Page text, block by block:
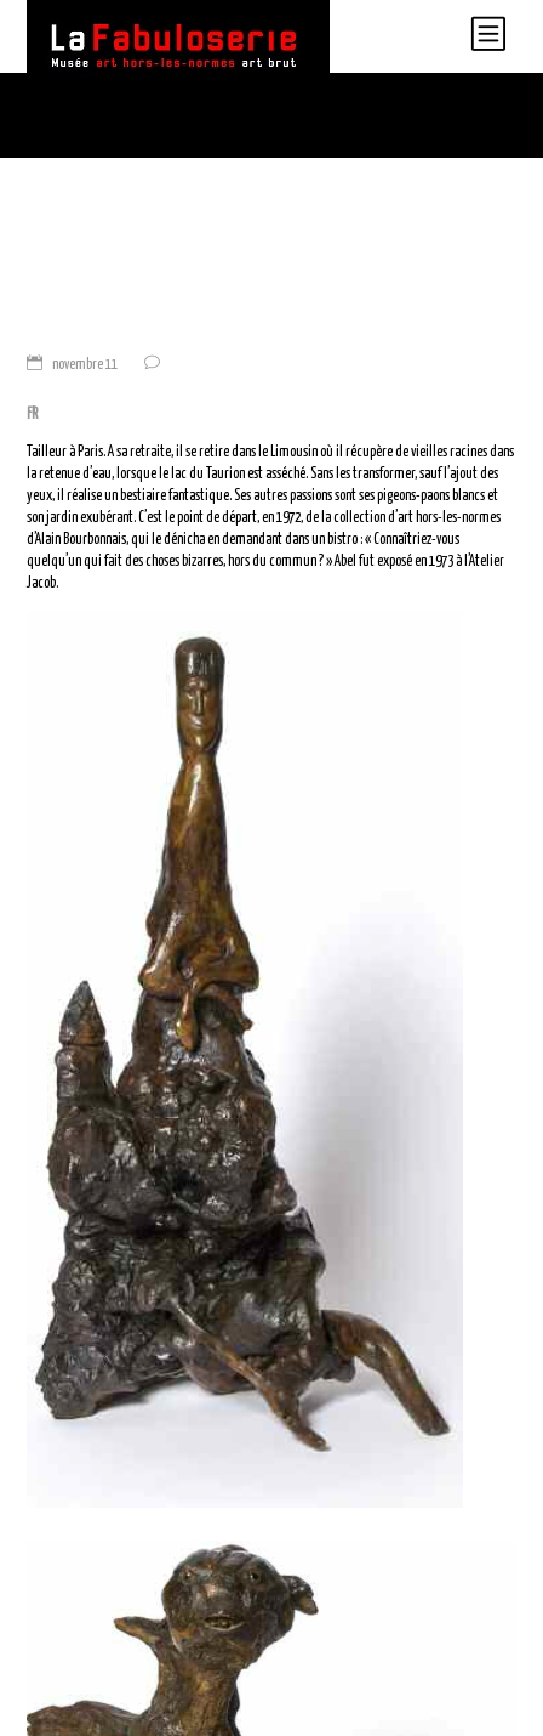
novembre 11
FR
Tailleur à Paris. A sa retraite, il se retire dans le Limousin où il récupère de vieilles racines dans
la retenue d’eau, lorsque le lac du Taurion est asséché. Sans les transformer, sauf l’ajout des
yeux, il réalise un bestiaire fantastique. Ses autres passions sont ses pigeons-paons blancs et
son jardin exubérant. C’est le point de départ, en 1972, de la collection d’art hors-les-normes
d’Alain Bourbonnais, qui le dénicha en demandant dans un bistro : « Connaîtriez-vous
quelqu’un qui fait des choses bizarres, hors du commun ? » Abel fut exposé en 1973 à l’Atelier
Jacob.